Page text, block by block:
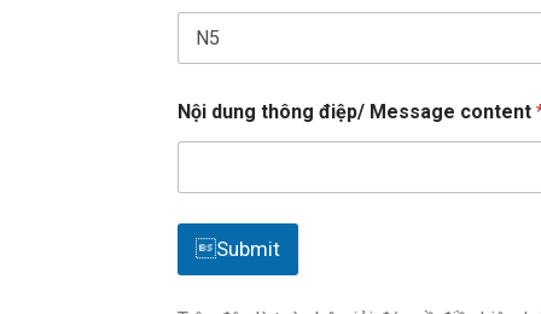
1
F
l
d
u
n
v
l
u
n
g
i
Nội dung thông điệp/ Message content
Submit